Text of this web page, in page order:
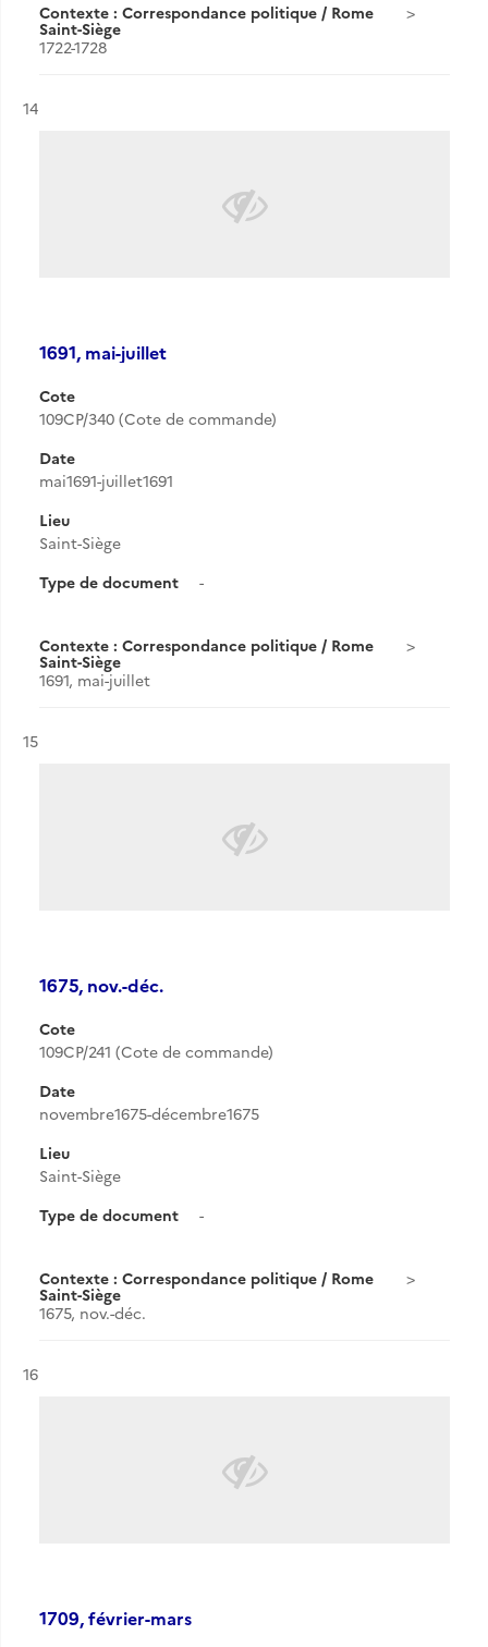
Contexte : Correspondance politique / Rome
Saint-Siège
1722-1728
Résultat n°
14
1691, mai-juillet
Cote
109CP/340 (Cote de commande)
Date
mai1691-juillet1691
Lieu
Saint-Siège
Type de document
-
Contexte : Correspondance politique / Rome
Saint-Siège
1691, mai-juillet
Résultat n°
15
1675, nov.-déc.
Cote
109CP/241 (Cote de commande)
Date
novembre1675-décembre1675
Lieu
Saint-Siège
Type de document
-
Contexte : Correspondance politique / Rome
Saint-Siège
1675, nov.-déc.
Résultat n°
16
1709, février-mars